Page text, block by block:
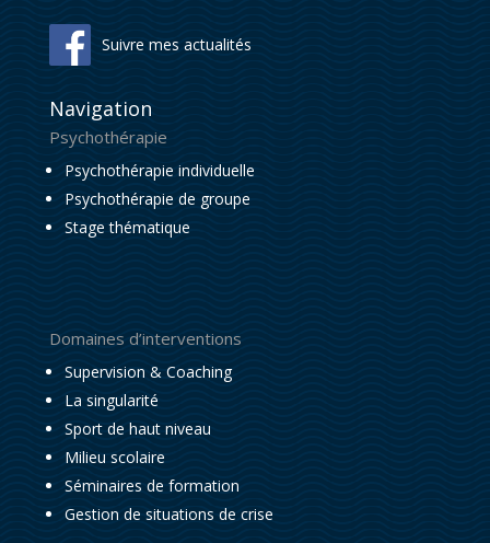
Suivre mes actualités
Navigation
Psychothérapie
Psychothérapie individuelle
Psychothérapie de groupe
Stage thématique
Domaines d’interventions
Supervision & Coaching
La singularité
Sport de haut niveau
Milieu scolaire
Séminaires de formation
Gestion de situations de crise